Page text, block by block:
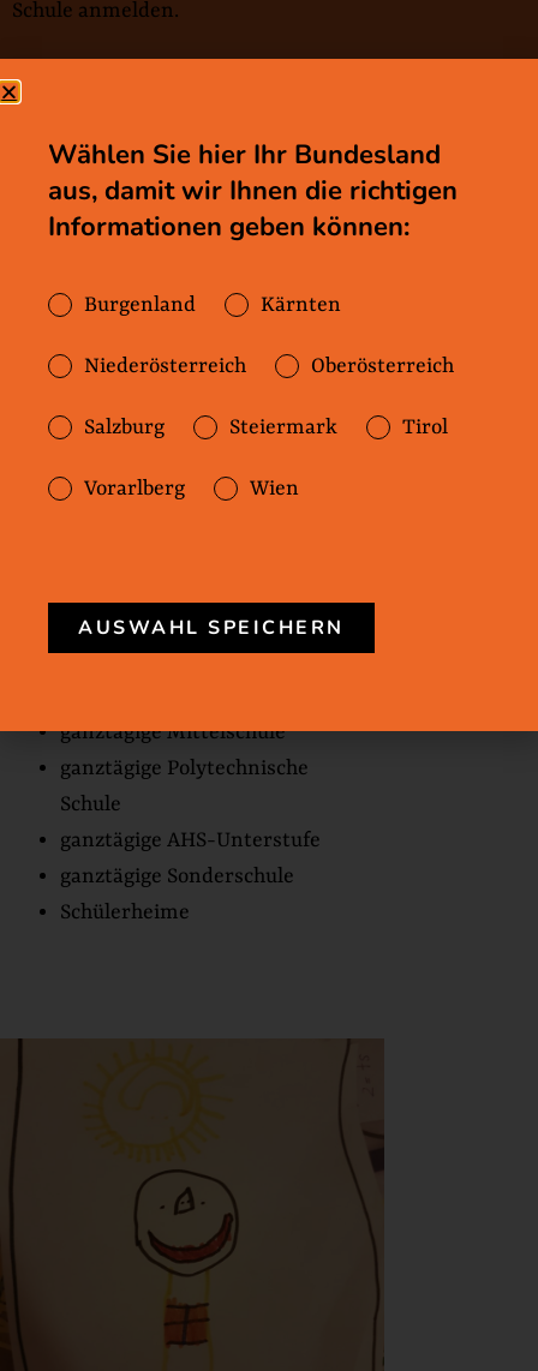
Schule anmelden.
Was kostet die
Betreuung in einer
Ganztagsschule in
Oberösterreich?
Die Kosten sind in jeder
Ermäßigungen. Die Ermäßigung gilt
für diese Arten von Schulen:
ganztägige Mittelschule
ganztägige Polytechnische
Schule
ganztägige AHS-Unterstufe
ganztägige Sonderschule
Schülerheime
Wählen Sie hier Ihr Bundesland
aus, damit wir Ihnen die richtigen
Informationen geben können:
Burgenland Kärnten
Niederösterreich Oberösterreich
Salzburg Steiermark Tirol
Vorarlberg Wien
AUSWAHL SPEICHERN